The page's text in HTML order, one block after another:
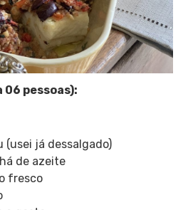
06 pessoas):
(usei já dessalgado)
de azeite
fresco